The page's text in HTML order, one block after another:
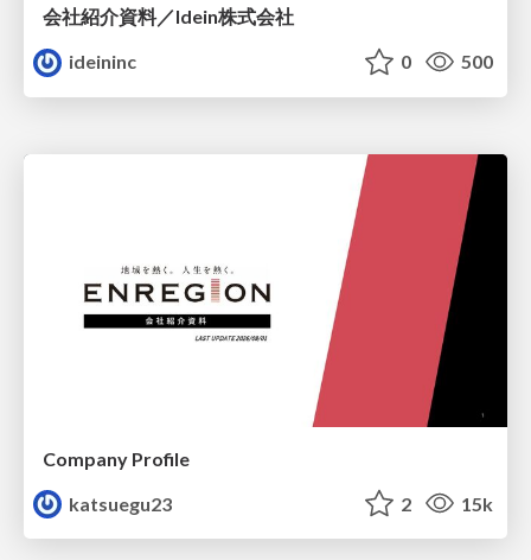
会社紹介資料／Idein株式会社
ideininc
0 500
Company Profile
katsuegu23
2 15k